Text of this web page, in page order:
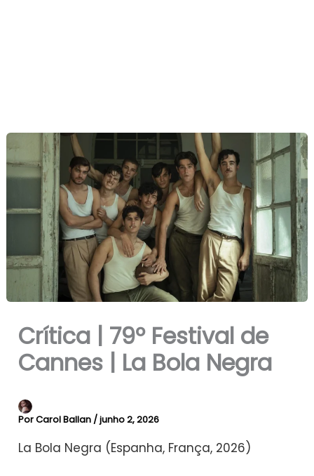
Crítica | 79º Festival de
Cannes | La Bola Negra
PorCarol Ballan /junho 2, 2026
La Bola Negra (Espanha, França, 2026)